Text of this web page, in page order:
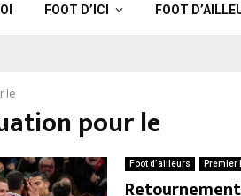
FOOT D’ICI FOOT
le
pour le
Foot d’ailleurs Premier